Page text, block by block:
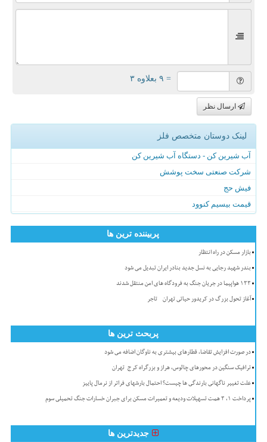
= ۹ بعلاوه ۳
ارسال نظر
لینک دوستان متخصص فلز
آب شیرین کن - دستگاه آب شیرین کن
شرکت صنعتی سخت پوشش
فیش حج
قیمت بیسیم کنوود
پربیننده ترین ها
بازار مسکن در راه انتظار
بندر شهید رجایی به نسل جدید بنادر ایران تبدیل می شود
۱۳۳ هواپیما در جریان جنگ به فرودگاه های امن منتقل شدند
آغاز تحول بزرگ در کریدور حیاتی تهران - تاجر
پربحث ترین ها
در صورت افزایش تقاضا، قطارهای بیشتری به ناوگان اضافه می شود
ترافیک سنگین در محورهای چالوس، هراز و بزرگراه کرج-تهران
علت تغییر ناگهانی بارندگی ها چیست؟ احتمال بارشهای فراتر از نرمال پاییز
پرداخت ۱، ۳ همت تسهیلات ودیعه و تعمیرات مسکن برای جبران خسارات جنگ تحمیلی سوم
جدیدترین ها